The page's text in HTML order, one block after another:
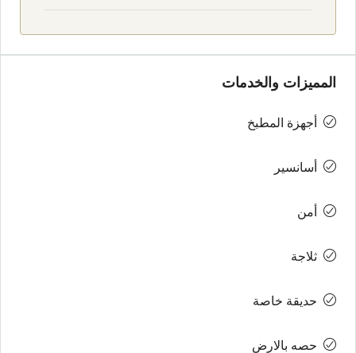
المميزات والخدمات
أجهزة المطبخ
أسانسير
أمن
ثلاجة
حديقة خاصة
حصه بالارض